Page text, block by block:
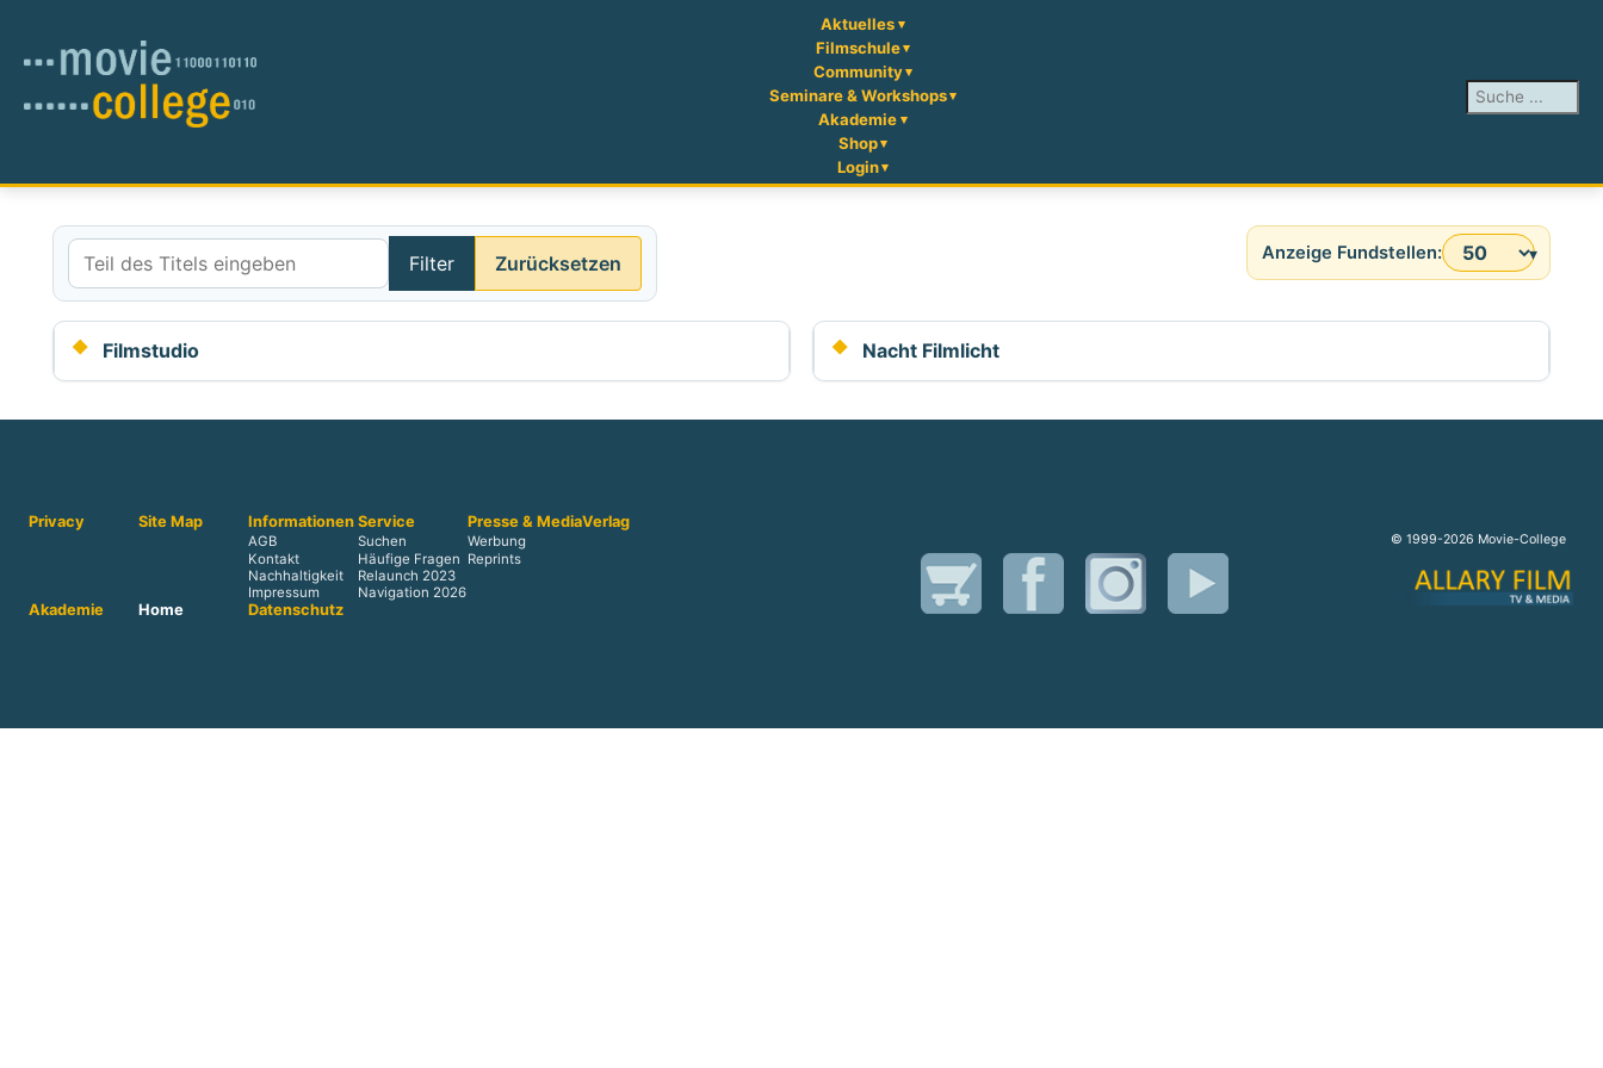
Aktuelles
Filmschule
Community
Seminare & Workshops
Akademie
Shop
Login
Suchen ...
Teil des Titels eingeben
Filter Zurücksetzen Anzeige #
Filmstudio Nacht Filmlicht
Privacy Site Map Informationen
AGB
Kontakt
Nachhaltigkeit
Impressum
Service
Suchen
Häufige Fragen
Relaunch 2023
Navigation 2026
Presse & Media
Werbung
Reprints
Verlag
Akademie Home Datenschutz
© 1999-2026 Movie-College